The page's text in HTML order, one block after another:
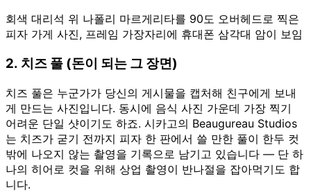
회색 대리석 위 나폴리 마르게리타를 90도 오버헤드로 찍은
피자 가게 사진, 프레임 가장자리에 휴대폰 삼각대 암이 보임
2. 치즈 풀 (돈이 되는 그 장면)
치즈 풀은 누군가가 당신의 게시물을 캡처해 친구에게 보내
게 만드는 사진입니다. 동시에 음식 사진 가운데 가장 찍기
어려운 단일 샷이기도 하죠. 시카고의 Beaugureau Studios
는 치즈가 굳기 전까지 피자 한 판에서 쓸 만한 풀이 한두 컷
밖에 나오지 않는 촬영을 기록으로 남기고 있습니다 — 단 하
나의 히어로 컷을 위해 상업 촬영이 반나절을 잡아먹기도 합
니다.